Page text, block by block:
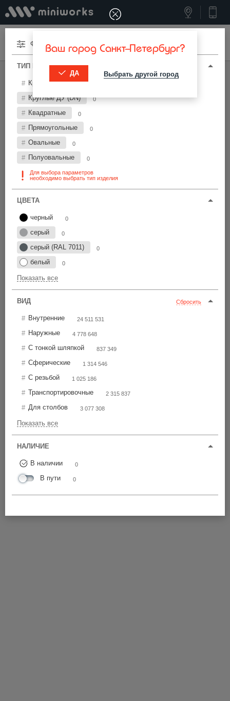
Меню Ваш город Санкт-Петербург?
ДА Выбрать другой город
МИНИВОРКС ПРО /ЗАГЛУШКИ ДЛЯ ТРУБ
Найти
Фильтры
ТИП И ПАРАМЕТРЫ
Круглые
Круглые ДУ (DN) 0
Квадратные 0
Прямоугольные 0
Овальные 0
Полуовальные 0
Для выбора параметров
необходимо выбрать тип изделия
ЦВЕТА
черный 0
серый 0
серый (RAL 7011) 0
белый 0
Показать все
ВИД Сбросить
Внутренние 24 511 531
Наружные 4 778 648
С тонкой шляпкой 837 349
Сферические 1 314 546
С резьбой 1 025 186
Транспортировочные 2 315 837
Для столбов 3 077 308
Показать все
НАЛИЧИЕ
В наличии 0
В пути 0
Цена по возрастанию
M14
от 15,60 р.